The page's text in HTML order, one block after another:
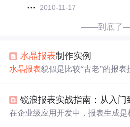
2010-11-17
——到底了
水晶报表制作实例
水晶报表貌似是比较“古老”的报表
表的制作。正好最近有空帮朋友
用水晶报表技术完成报表的批量 打
在企业级应用开发中，报表生成